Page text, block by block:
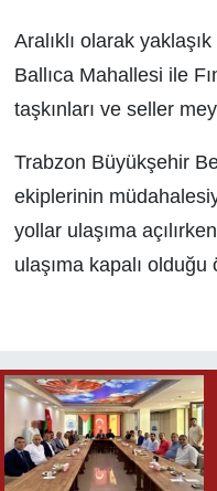
Aralıklı olarak
Ballıca Mahallesi ile
taşkınları ve seller
Trabzon Büyükşehir
ekiplerinin
yollar ulaşıma
ulaşıma kapalı olduğu